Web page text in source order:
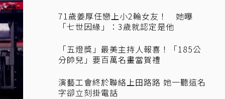
71歲姜厚任戀上小2輪女友！ 她曝
「七世因緣」：3歲就認定是他
「五燈獎」最美主持人報喜！「185公
分帥兒」要百萬名畫當賀禮
演藝工會終於聯絡上田路路 她一聽這名
字卻立刻掛電話